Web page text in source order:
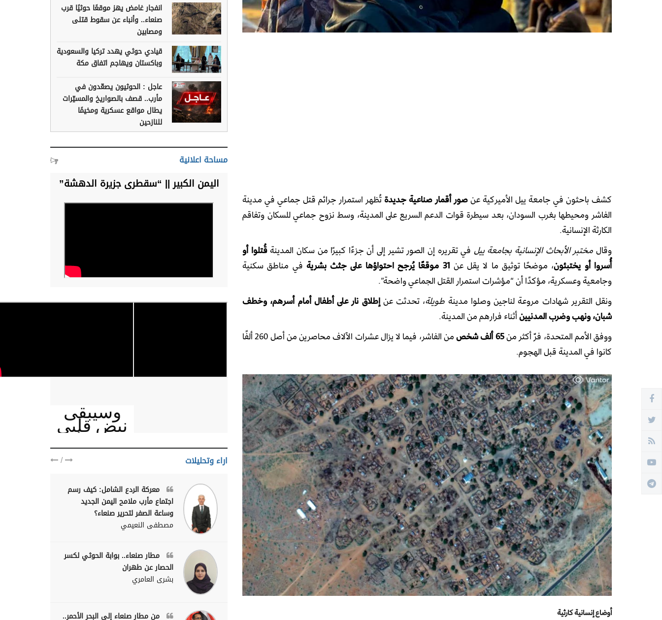
كشف باحثون في جامعة ييل الأميركية عنصور أقمار صناعية جديدةتُظهر استمرار جرائم قتل جماعي في مدينة
الفاشر ومحيطها بغرب السودان، بعد سيطرة قوات الدعم السريع على المدينة، وسط نزوح جماعي للسكان وتفاقم
الكارثة الإنسانية.
وقالمختبر الأبحاث الإنسانية بجامعة ييل في تقريره إن الصور تشير إلى أن جزءًا كبيرًا من سكان المدينةقُتلوا أو
أُسروا أو يختبئون، موضحًا توثيق ما لا يقل عن 31 موقعًا يُرجح احتواؤها على جثث بشرية
في مناطق سكنية
وجامعية وعسكرية، مؤكدًا أن “مؤشرات استمرار القتل الجماعي واضحة”.
ونقل التقرير شهادات مروعة لناجين وصلوا مدينة طويلة، تحدثت عنإطلاق نار على أطفال أمام أسرهم، وخطف
شبان، ونهب وضرب المدنيينأثناء فرارهم من المدينة.
ووفق الأمم المتحدة، فرّ أكثر من65 ألف شخص
من الفاشر، فيما لا يزال عشرات الآلاف محاصرين من أصل 260 ألفًا
كانوا في المدينة قبل الهجوم.
أوضاع إنسانية كارثية
انفجار غامض يهز موقعًا حوثيًا قرب
صنعاء.. وأنباء عن سقوط قتلى
ومصابين
قيادي حوثي يهدد تركيا والسعودية
وباكستان ويهاجم اتفاق مكة
عاجل : الحوثيون يصعّدون في
مأرب.. قصف بالصواريخ والمسيّرات
يطال مواقع عسكرية ومخيمًا
للنازحين
مساحة اعلانية
اليمن الكبير || “سقطرى جزيرة الدهشة”
وسيبقى
نبض قلبي
يمنيا
اراء وتحليلات /
معركة الردع الشامل: كيف رسم
اجتماع مأرب ملامح اليمن الجديد
وساعة الصفر لتحرير صنعاء؟
مصطفى النعيمي
مطار صنعاء.. بوابة الحوثي لكسر
الحصار عن طهران
بشرى العامري
من مطار صنعاء إلى البحر الأحمر..